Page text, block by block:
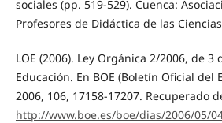
sociales (pp. 519-529). Cuenca:
Profesores de Didáctica de las
LOE (2006). Ley Orgánica 2/2006, de 3
Educación. En BOE (Boletín Oficial del
2006, 106, 17158-17207. Recuperado
http://www.boe.es/boe/dias/2006/05/